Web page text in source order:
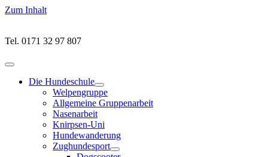
Zum Inhalt
Tel. 0171 32 97 807
Hauptmenü
öffnenDie Hundeschule
Untermenü
öffnen
Welpengruppe
Allgemeine Gruppenarbeit
Nasenarbeit
Knirpsen-Uni
Hundewanderung
Zughundesport
Untermenü